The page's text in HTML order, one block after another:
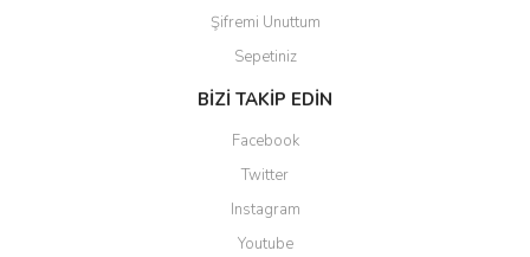
Şifremi Unuttum
Sepetiniz
BİZİ TAKİP EDİN
Facebook
Twitter
Instagram
Youtube